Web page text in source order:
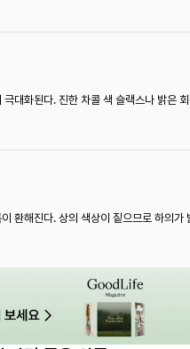
대화된다. 진한 차콜 색 슬랙스나 밝은
환해진다. 상의 색상이 짙으므로 하의가